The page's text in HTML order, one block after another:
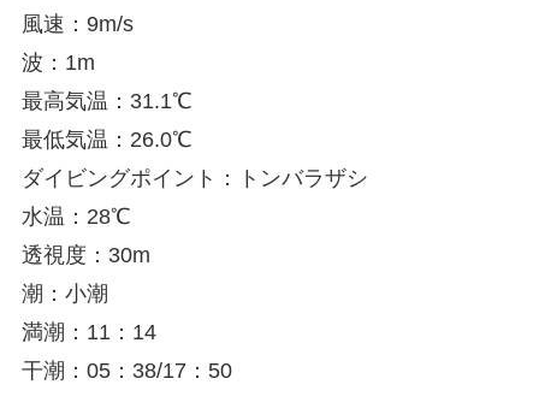
風速：9m/s
波：1m
最高気温：31.1℃
最低気温：26.0℃
ダイビングポイント：トンバラザシ
水温：28℃
透視度：30m
潮：小潮
満潮：11：14
干潮：05：38/17：50